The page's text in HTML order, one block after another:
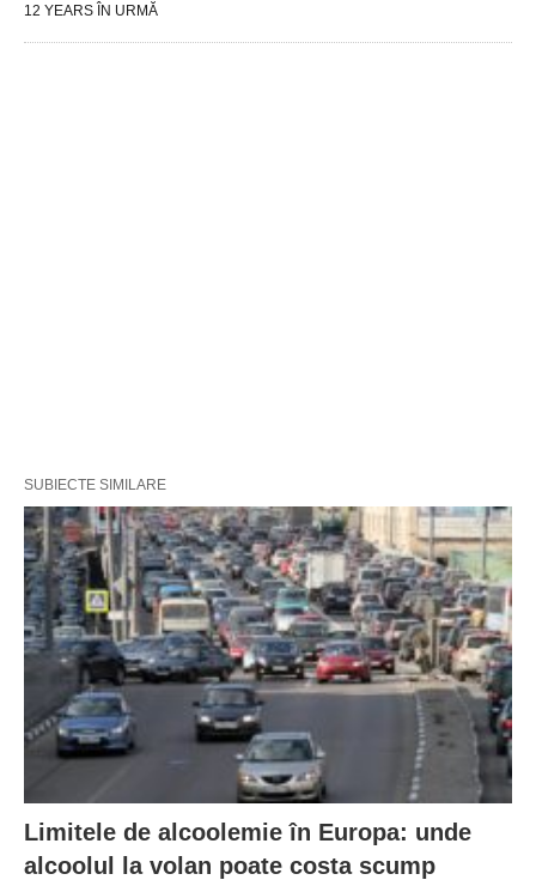
12 YEARS ÎN URMĂ
SUBIECTE SIMILARE
Limitele de alcoolemie în Europa: unde
alcoolul la volan poate costa scump